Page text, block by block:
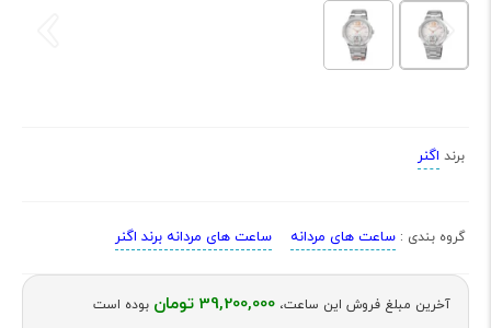
برند اگنر
گروه بندی : ساعت های مردانه ساعت های مردانه برند اگنر
آخرین مبلغ فروش این ساعت، 39,200,000 تومان بوده است